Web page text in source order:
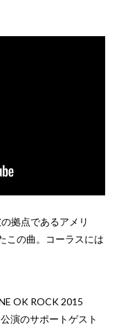
拠点であるアメリ
この曲。コーラスには
OK ROCK 2015
演のサポートゲスト